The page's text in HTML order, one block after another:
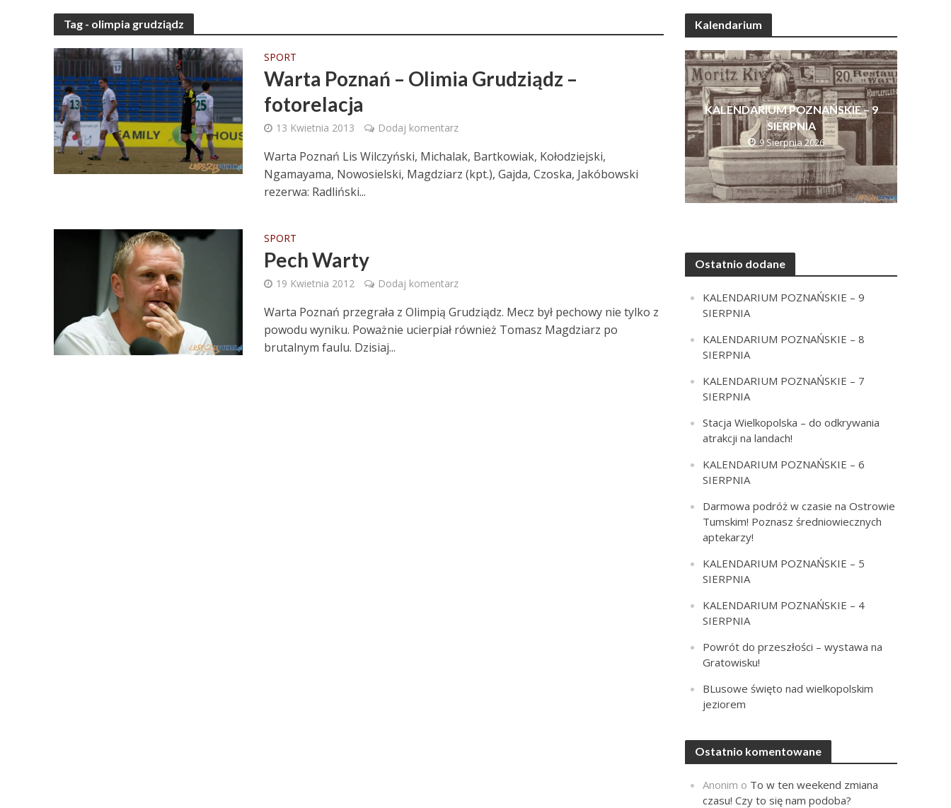
Tag - olimpia grudziądz
SPORT
Warta Poznań – Olimia Grudziądz –
fotorelacja
13 Kwietnia 2013 Dodaj komentarz
Warta Poznań Lis Wilczyński, Michalak, Bartkowiak, Kołodziejski,
Ngamayama, Nowosielski, Magdziarz (kpt.), Gajda, Czoska, Jakóbowski
rezerwa: Radliński...
SPORT
Pech Warty
19 Kwietnia 2012 Dodaj komentarz
Warta Poznań przegrała z Olimpią Grudziądz. Mecz był pechowy nie tylko z
powodu wyniku. Poważnie ucierpiał również Tomasz Magdziarz po
brutalnym faulu. Dzisiaj...
Kalendarium
KALENDARIUM POZNAŃSKIE – 9
SIERPNIA
9 Sierpnia 2026
Ostatnio dodane
KALENDARIUM POZNAŃSKIE – 9
SIERPNIA
KALENDARIUM POZNAŃSKIE – 8
SIERPNIA
KALENDARIUM POZNAŃSKIE – 7
SIERPNIA
Stacja Wielkopolska – do odkrywania
atrakcji na landach!
KALENDARIUM POZNAŃSKIE – 6
SIERPNIA
Darmowa podróż w czasie na Ostrowie
Tumskim! Poznasz średniowiecznych
aptekarzy!
KALENDARIUM POZNAŃSKIE – 5
SIERPNIA
KALENDARIUM POZNAŃSKIE – 4
SIERPNIA
Powrót do przeszłości – wystawa na
Gratowisku!
BLusowe święto nad wielkopolskim
jeziorem
Ostatnio komentowane
Anonim o To w ten weekend zmiana
czasu! Czy to się nam podoba?